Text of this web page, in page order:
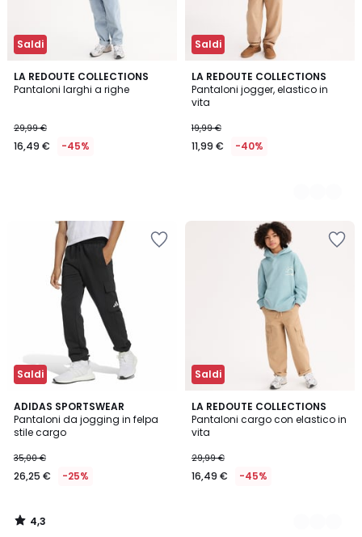
Saldi
LA REDOUTE COLLECTIONS
Pantaloni larghi a righe
29,99 €
16,49 € -45%
Saldi
LA REDOUTE COLLECTIONS
Pantaloni jogger, elastico in
vita
19,99 €
11,99 € -40%
3
Colori
Saldi
ADIDAS SPORTSWEAR
Pantaloni da jogging in felpa
stile cargo
35,00 €
26,25 € -25%
4,3
/ 5
4,3
/
Saldi
LA REDOUTE COLLECTIONS
Pantaloni cargo con elastico in
vita
29,99 €
16,49 € -45%
2
Colori